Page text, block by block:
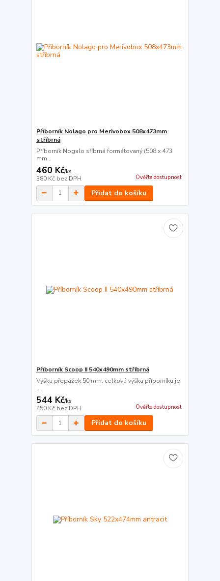
Příborník Nolago pro Merivobox 508x473mm
stříbrná
Příborník Nogalo sříbrná formátovaný (508 x 473
mm...
460 Kč/ks
380 Kč bez DPH Ověřte dostupnost
Přidat do košíku
Příborník Scoop II 540x490mm stříbrná
Výška přepážek 50 mm, celková výška příborníku je
...
544 Kč/ks
450 Kč bez DPH Ověřte dostupnost
Přidat do košíku